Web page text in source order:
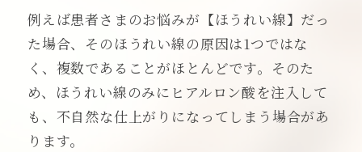
例えば患者さまのお悩みが【ほうれい線】だっ
た場合、そのほうれい線の原因は1つではな
く、複数であることがほとんどです。そのた
め、ほうれい線のみにヒアルロン酸を注入して
も、不自然な仕上がりになってしまう場合があ
ります。